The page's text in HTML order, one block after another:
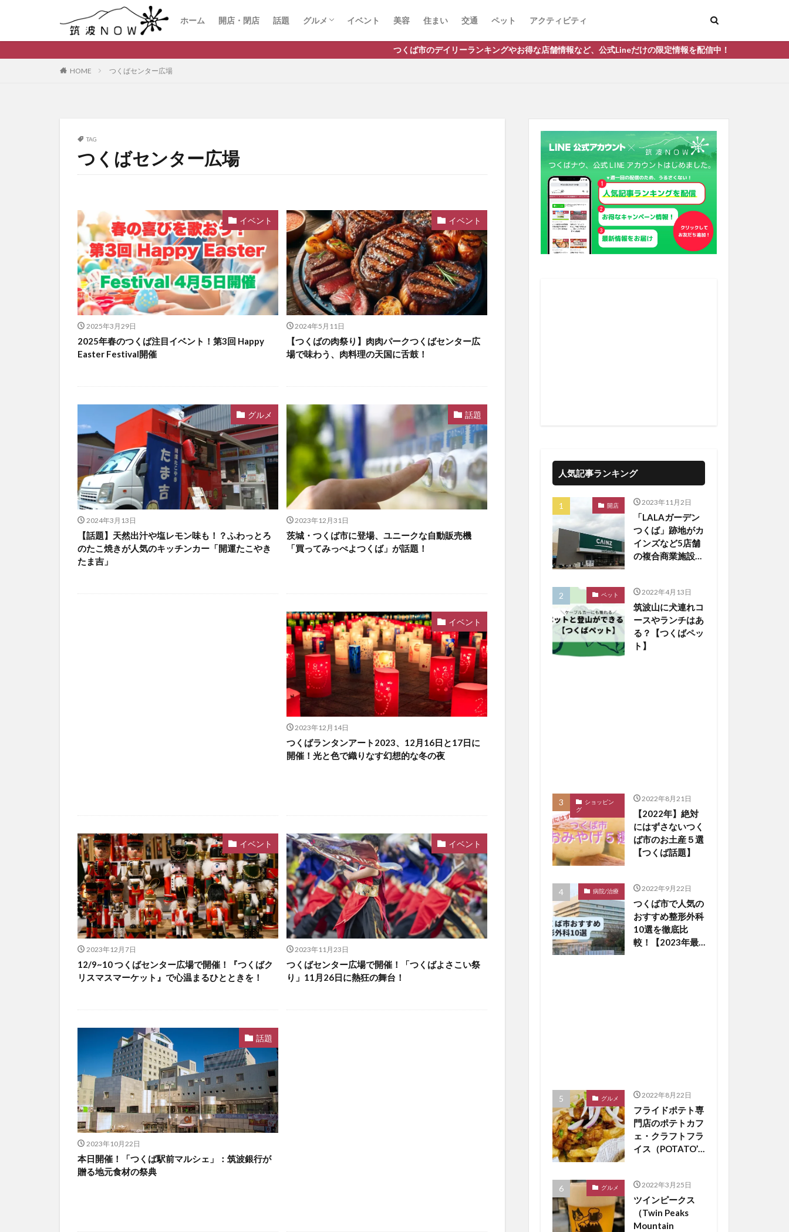
ホーム 開店・閉店 話題 グルメ イベント 美容 住まい 交通 ペット アクティビティ
つくば市のデイリーランキングやお得な店舗情報など、公式Lineだけの限定情報を配信中！
HOME つくばセンター広場
TAG
つくばセンター広場
イベント
2025年3月29日
2025年春のつくば注目イベント！第3回 Happy
Easter Festival開催
イベント
2024年5月11日
【つくばの肉祭り】肉肉パークつくばセンター広
場で味わう、肉料理の天国に舌鼓！
グルメ
2024年3月13日
【話題】天然出汁や塩レモン味も！？ふわっとろ
のたこ焼きが人気のキッチンカー「開運たこやき
たま吉」
話題
2023年12月31日
茨城・つくば市に登場、ユニークな自動販売機
「買ってみっぺよつくば」が話題！
イベント
2023年12月14日
つくばランタンアート2023、12月16日と17日に
開催！光と色で織りなす幻想的な冬の夜
イベント
2023年12月7日
12/9~10 つくばセンター広場で開催！『つくばク
リスマスマーケット』で心温まるひとときを！
イベント
2023年11月23日
つくばセンター広場で開催！「つくばよさこい祭
り」11月26日に熱狂の舞台！
話題
2023年10月22日
本日開催！「つくば駅前マルシェ」：筑波銀行が
贈る地元食材の祭典
人気記事ランキング
開店 2023年11月2日
「LALAガーデン
つくば」跡地がカ
インズなど5店舗
の複合商業施設に
ペット 2022年4月13日
筑波山に犬連れコ
ースやランチはあ
る？【つくばペッ
ト】
ショッピン
グ
2022年8月21日
【2022年】絶対
にはずさないつく
ば市のお土産５選
【つくば話題】
病院/治療 2022年9月22日
つくば市で人気の
おすすめ整形外科
10選を徹底比
較！【2023年最
グルメ 2022年8月22日
フライドポテト専
門店のポテトカフ
ェ・クラフトフラ
イス（POTATO’S
くば市松代にオー
プン【つくば開
店】
グルメ 2022年3月25日
ツインピークス
（Twin Peaks
Mountain